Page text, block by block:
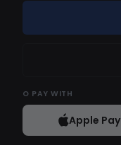
O PAY WITH
Apple Pay